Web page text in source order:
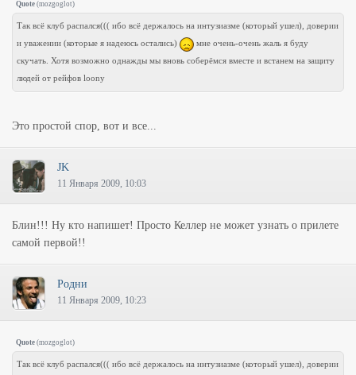
Quote (mozgoglot)
Так всё клуб распался((( ибо всё держалось на интузиазме (который ушел), доверии
и уважении (которые я надеюсь остались)
мне очень-очень жаль я буду
скучать. Хотя возможно однажды мы вновь соберёмся вместе и встанем на защиту
людей от рейфов loony
Это простой спор, вот и все...
JK
11 Января 2009, 10:03
Блин!!! Ну кто напишет! Просто Келлер не может узнать о прилете
самой первой!!
Родни
11 Января 2009, 10:23
Quote (mozgoglot)
Так всё клуб распался((( ибо всё держалось на интузиазме (который ушел), доверии